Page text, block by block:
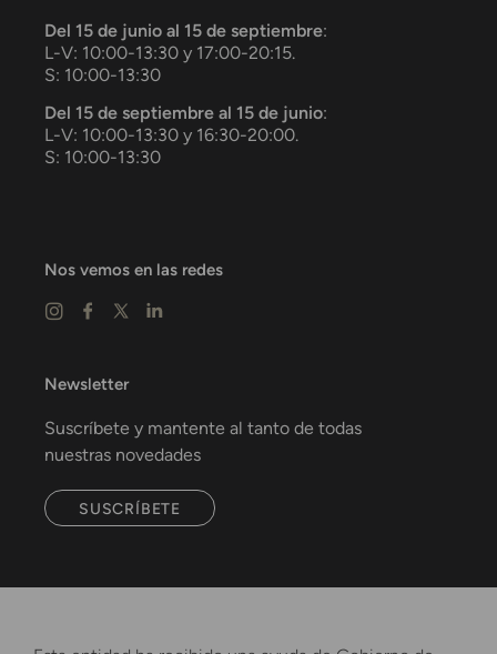
Del 15 de junio al 15 de septiembre:
L-V: 10:00-13:30 y 17:00-20:15.
S: 10:00-13:30
Del 15 de septiembre al 15 de junio:
L-V: 10:00-13:30 y 16:30-20:00.
S: 10:00-13:30
Nos vemos en las redes
Newsletter
Suscríbete y mantente al tanto de todas
nuestras novedades
SUSCRÍBETE